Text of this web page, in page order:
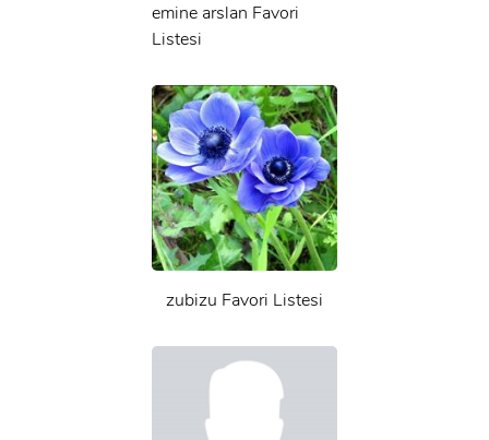
emine arslan Favori
Listesi
zubizu Favori Listesi